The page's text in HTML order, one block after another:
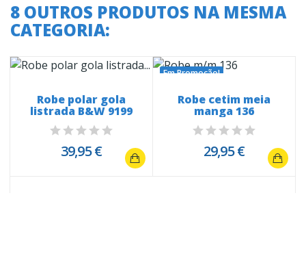
8 OUTROS PRODUTOS NA MESMA
CATEGORIA:
Robe polar gola
listrada B&W 9199
39,95 €
Em Promoção!
Robe cetim meia
manga 136
29,95 €